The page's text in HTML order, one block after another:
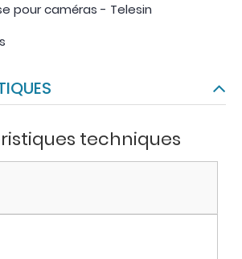
pour caméras - Telesin
techniques